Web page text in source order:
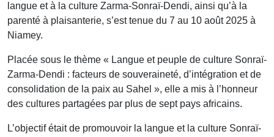
langue et à la culture Zarma-Sonraï-Dendi, ainsi qu’à la
parenté à plaisanterie, s’est tenue du 7 au 10 août 2025 à
Niamey.
Placée sous le thème « Langue et peuple de culture Sonraï-
Zarma-Dendi : facteurs de souveraineté, d’intégration et de
consolidation de la paix au Sahel », elle a mis à l’honneur
des cultures partagées par plus de sept pays africains.
L’objectif était de promouvoir la langue et la culture Sonraï-